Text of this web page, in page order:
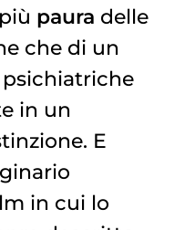
paura delle
che di un
in un
E
in cui lo